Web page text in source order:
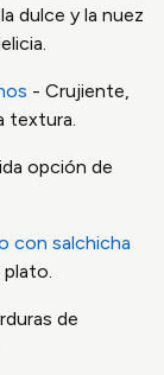
dulce y la nuez
- Crujiente,
textura.
opción de
con salchicha
de